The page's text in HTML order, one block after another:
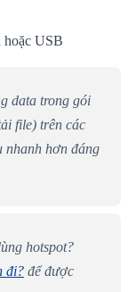
hoặc USB
data trong gói
file) trên các
nhanh hơn đáng
hotspot?
đi? để được